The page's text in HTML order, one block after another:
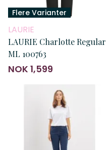
Flere Varianter
LAURIE
LAURIE Charlotte Regular
ML 100763
NOK 1,599